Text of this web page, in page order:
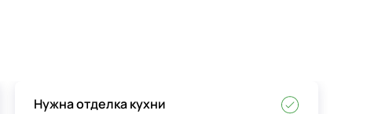
Нужна отделка кухни